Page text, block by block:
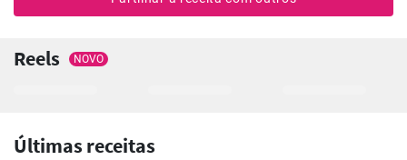
Reels NOVO
Últimas receitas